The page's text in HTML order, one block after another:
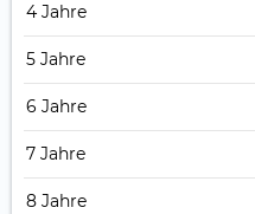
4 Jahre
5 Jahre
6 Jahre
7 Jahre
8 Jahre